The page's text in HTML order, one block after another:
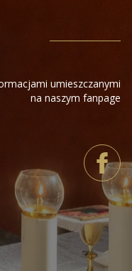
umieszczanymi
na naszym fanpage